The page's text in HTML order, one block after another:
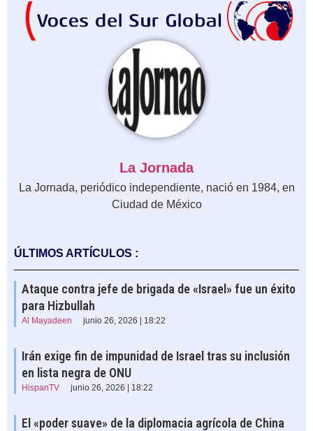
La Jornada
La Jornada, periódico independiente, nació en 1984, en
Ciudad de México
ÚLTIMOS ARTÍCULOS :
Ataque contra jefe de brigada de «Israel» fue un éxito
para Hizbullah
Al Mayadeen junio 26, 2026 | 18:22
Irán exige fin de impunidad de Israel tras su inclusión
en lista negra de ONU
HispanTV junio 26, 2026 | 18:22
El «poder suave» de la diplomacia agrícola de China